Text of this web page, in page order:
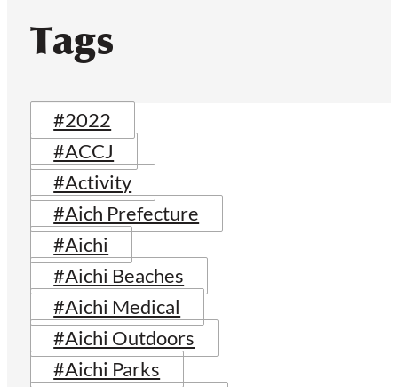
Tags
#2022
#ACCJ
#Activity
#Aich Prefecture
#Aichi
#Aichi Beaches
#Aichi Medical
#Aichi Outdoors
#Aichi Parks